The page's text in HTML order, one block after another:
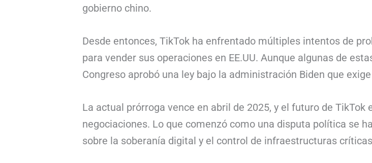
gobierno chino.
Desde entonces, TikTok ha enfrentado múltiples intentos de
para vender sus operaciones en EE.UU. Aunque algunas de
Congreso aprobó una ley bajo la administración Biden que
La actual prórroga vence en abril de 2025, y el futuro de
negociaciones. Lo que comenzó como una disputa política se
sobre la soberanía digital y el control de infraestructuras